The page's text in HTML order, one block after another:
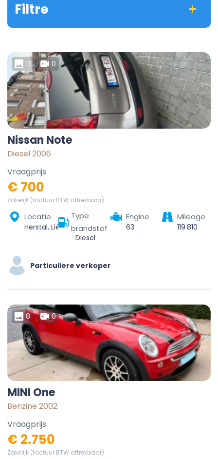
Filtre
13 0
Nissan Note
Diesel 2006
Vraagprijs
€ 700
Zakelijk (factuur BTW aftrekbaar)
Locatie
Herstal, Liège, Wallonie, 4040, Belgique
Type
brandstof
Diesel
Engine
63
Mileage
119.810
Particuliere verkoper
8 0
MINI One
Benzine 2002
Vraagprijs
€ 2.750
Zakelijk (factuur BTW aftrekbaar)